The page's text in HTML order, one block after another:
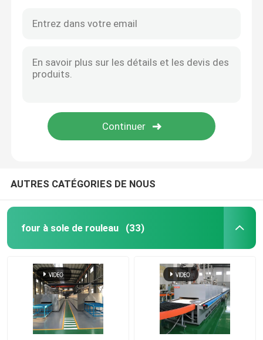
AUTRES CATÉGORIES DE NOUS
four à sole de rouleau (33)